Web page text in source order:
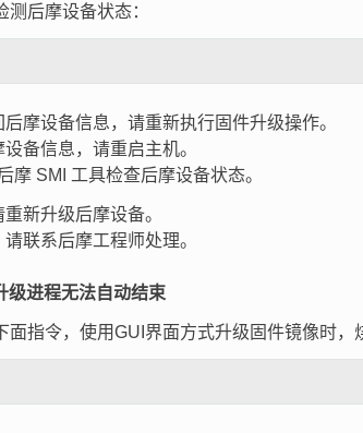
后摩设备状态：
摩设备信息，请重新执行固件升级操作。
备信息，请重启主机。
摩 SMI 工具检查后摩设备状态。
新升级后摩设备。
联系后摩工程师处理。
级进程无法自动结束
面指令，使用GUI界面方式升级固件镜像时，